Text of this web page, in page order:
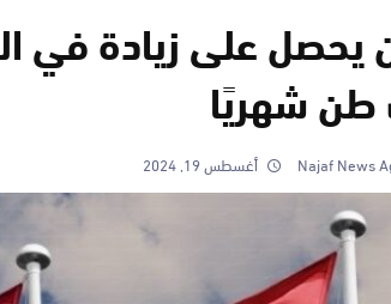
طن شهريًا
Najaf News أغسطس 19, 2024